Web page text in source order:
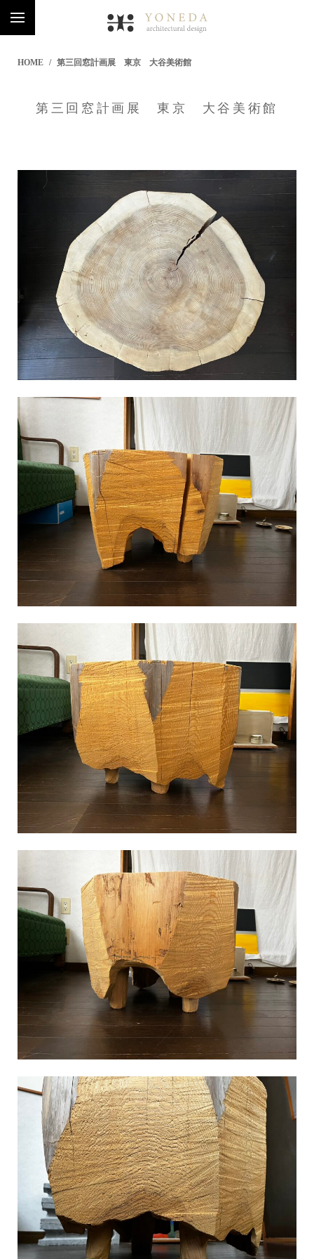
HOME 第三回窓計画展 東京 大谷美術館
第三回窓計画展 東京 大谷美術館